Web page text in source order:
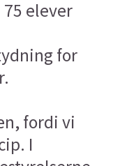
elever
for
fordi vi
I